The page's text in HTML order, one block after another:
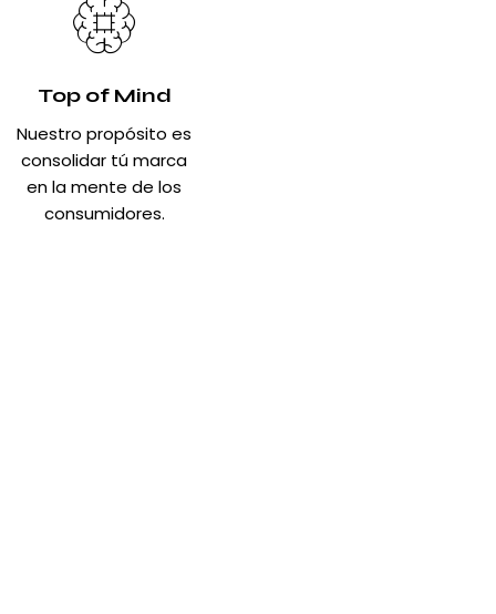
Top of Mind
Nuestro propósito es
consolidar tú marca
en la mente de los
consumidores.